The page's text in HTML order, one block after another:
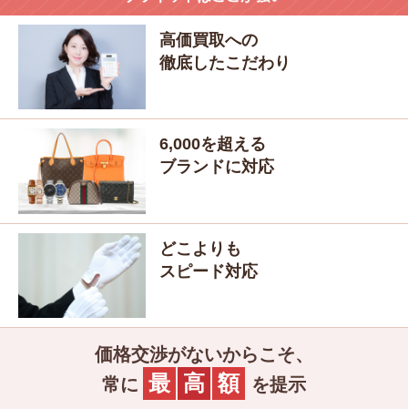
高価買取への
徹底したこだわり
6,000を超える
ブランドに対応
どこよりも
スピード対応
価格交渉がないからこそ、
常に 最 高 額 を提示